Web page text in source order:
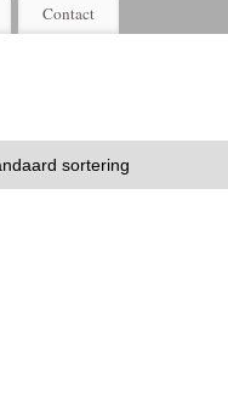
Contact